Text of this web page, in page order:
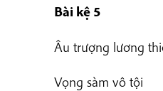
Bài kệ 5
Âu trượng
Vọng sàm